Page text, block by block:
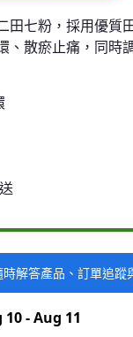
田七粉，採用優質
、散瘀止痛，同時
解答產品、訂單追蹤
10 - Aug 11